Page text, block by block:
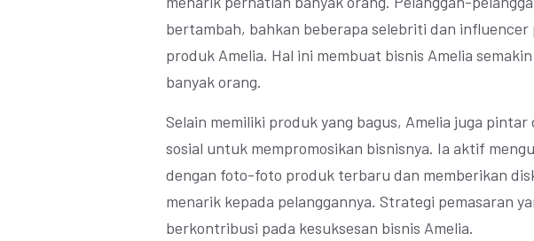
bertambah, bahkan beberapa selebriti dan
produk Amelia. Hal ini membuat bisnis Amelia
banyak orang.
Selain memiliki produk yang bagus, Amelia juga
sosial untuk mempromosikan bisnisnya. Ia aktif
dengan foto-foto produk terbaru dan memberikan
menarik kepada pelanggannya. Strategi pemasaran
berkontribusi pada kesuksesan bisnis Amelia.